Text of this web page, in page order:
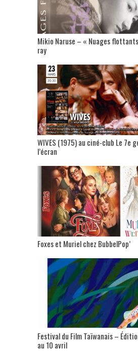
Mikio Naruse – « Nuages
ray
WIVES (1975) au ciné-club Le 7e
l’écran
Foxes et Muriel chez BubbelPop’
Festival du Film Taïwanais –
au 10 avril